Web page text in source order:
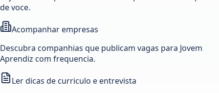
de voce.
Acompanhar empresas
Descubra companhias que publicam vagas para Jovem
Aprendiz com frequencia.
Ler dicas de curriculo e entrevista